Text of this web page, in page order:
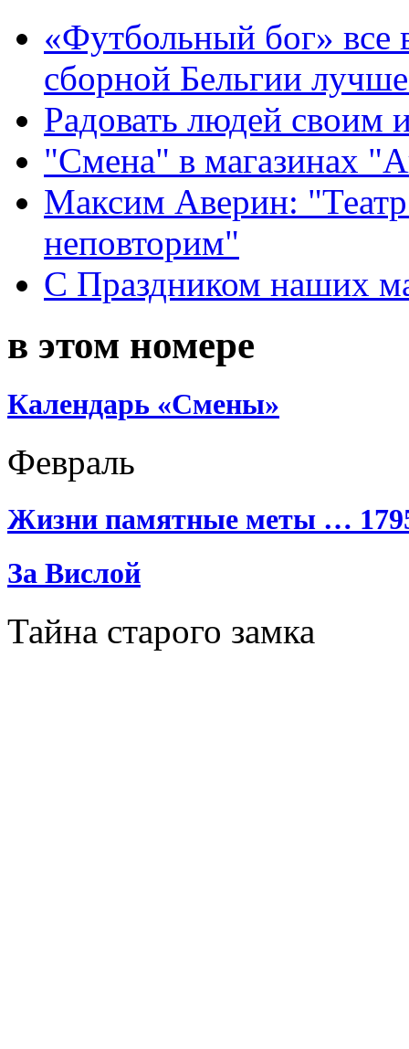
«Футбольный бог» все
сборной Бельгии
Радовать людей своим
"Смена" в магазинах
Максим Аверин:
неповторим"
С Праздником наших
в этом номере
Календарь «Смены»
Февраль
Жизни памятные меты …
За Вислой
Тайна старого замка